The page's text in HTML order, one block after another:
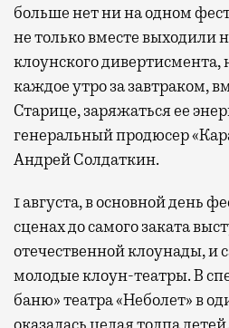
больше нет ни на одном
не только вместе выходили
клоунского дивертисмента,
каждое утро за завтраком,
Старице, заряжаться ее
генеральный продюсер
Андрей Солдаткин.
1 августа, в основной день
сценах до самого заката
отечественной клоунады, и
молодые клоун-театры. В
баню» театра «Неболет» в